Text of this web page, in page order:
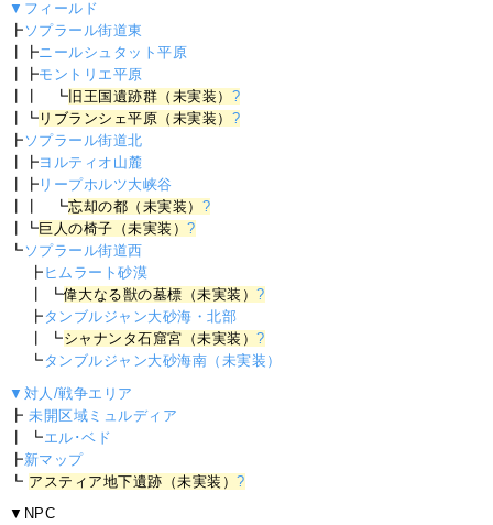
▼フィールド
┣ ソプラール街道東
┃┣ニールシュタット平原
┃┣モントリエ平原
┃┃ ┗ 旧王国遺跡群（未実装） ?
┃┗ リブランシェ平原（未実装） ?
┣ ソプラール街道北
┃┣ヨルティオ山麓
┃┣ リープホルツ大峡谷
┃┃ ┗忘却の都（未実装） ?
┃┗巨人の椅子（未実装）?
┗ ソプラール街道西
┣ ヒムラート砂漠
┃ ┗偉大なる獣の墓標（未実装）?
┣ タンブルジャン大砂海・北部
┃ ┗シャナンタ石窟宮（未実装）?
┗ タンブルジャン大砂海南（未実装）
▼対人/戦争エリア
┣未開区域ミュルディア
┃ ┗エル･ベド
┣新マップ
┗ アスティア地下遺跡（未実装）?
▼NPC